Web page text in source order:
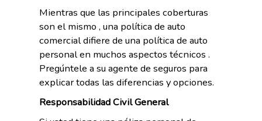
Mientras que las principales coberturas
son el mismo , una política de auto
comercial difiere de una política de auto
personal en muchos aspectos técnicos .
Pregúntele a su agente de seguros para
explicar todas las diferencias y opciones.
Responsabilidad Civil General